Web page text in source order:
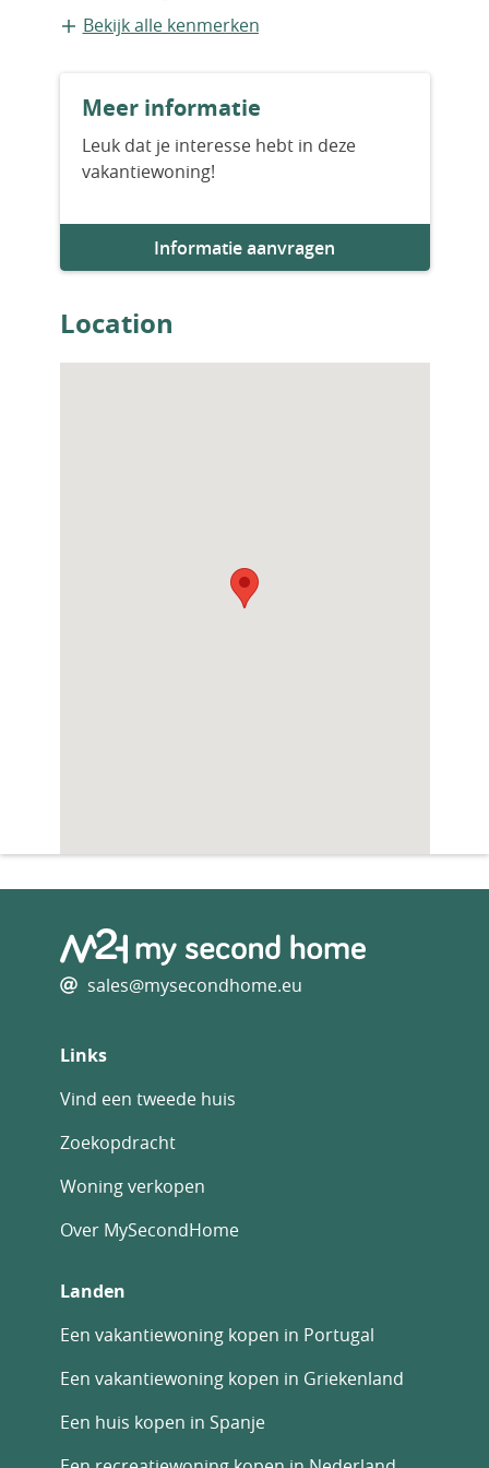
Vrijstaande recreatiewoning
Bestaande bouw
Aantal slaapkamers
Aantal badkamers
Parkeervoorziening
Bekijk alle kenmerken
Meer informatie
Leuk dat je interesse hebt in deze
vakantiewoning!
Informatie aanvragen
Location
sales@mysecondhome.eu
Links
Vind een tweede huis
Zoekopdracht
Woning verkopen
Over MySecondHome
Landen
Een vakantiewoning kopen in Portugal
Een vakantiewoning kopen in Griekenland
Een huis kopen in Spanje